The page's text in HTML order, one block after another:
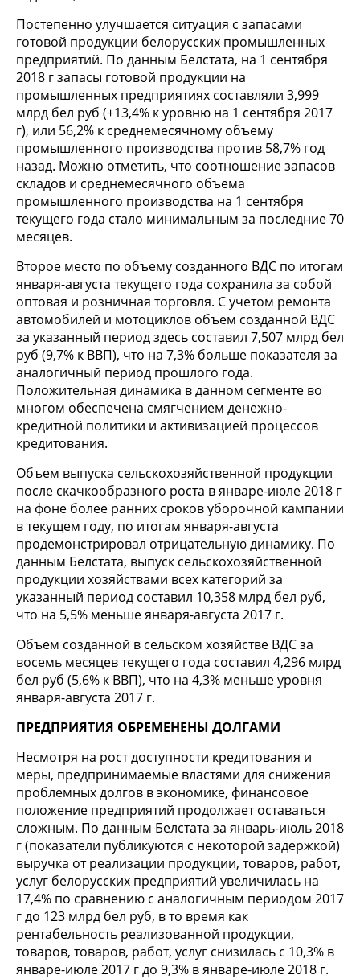
Постепенно улучшается ситуация с запасами
готовой продукции белорусских промышленных
предприятий. По данным Белстата, на 1 сентября
2018 г запасы готовой продукции на
промышленных предприятиях составляли 3,999
млрд бел руб (+13,4% к уровню на 1 сентября 2017
г), или 56,2% к среднемесячному объему
промышленного производства против 58,7% год
назад. Можно отметить, что соотношение запасов
складов и среднемесячного объема
промышленного производства на 1 сентября
текущего года стало минимальным за последние 70
месяцев.
Второе место по объему созданного ВДС по итогам
января-августа текущего года сохранила за собой
оптовая и розничная торговля. С учетом ремонта
автомобилей и мотоциклов объем созданной ВДС
за указанный период здесь составил 7,507 млрд бел
руб (9,7% к ВВП), что на 7,3% больше показателя за
аналогичный период прошлого года.
Положительная динамика в данном сегменте во
многом обеспечена смягчением денежно-
кредитной политики и активизацией процессов
кредитования.
Объем выпуска сельскохозяйственной продукции
после скачкообразного роста в январе-июле 2018 г
на фоне более ранних сроков уборочной кампании
в текущем году, по итогам января-августа
продемонстрировал отрицательную динамику. По
данным Белстата, выпуск сельскохозяйственной
продукции хозяйствами всех категорий за
указанный период составил 10,358 млрд бел руб,
что на 5,5% меньше января-августа 2017 г.
Объем созданной в сельском хозяйстве ВДС за
восемь месяцев текущего года составил 4,296 млрд
бел руб (5,6% к ВВП), что на 4,3% меньше уровня
января-августа 2017 г.
ПРЕДПРИЯТИЯ ОБРЕМЕНЕНЫ ДОЛГАМИ
Несмотря на рост доступности кредитования и
меры, предпринимаемые властями для снижения
проблемных долгов в экономике, финансовое
положение предприятий продолжает оставаться
сложным. По данным Белстата за январь-июль 2018
г (показатели публикуются с некоторой задержкой)
выручка от реализации продукции, товаров, работ,
услуг белорусских предприятий увеличилась на
17,4% по сравнению с аналогичным периодом 2017
г до 123 млрд бел руб, в то время как
рентабельность реализованной продукции,
товаров, товаров, работ, услуг снизилась с 10,3% в
январе-июле 2017 г до 9,3% в январе-июле 2018 г.